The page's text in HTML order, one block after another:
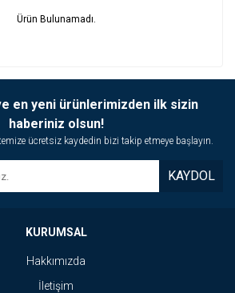
Ürün Bulunamadı.
en yeni ürünlerimizden ilk sizin
haberiniz olsun!
ücretsiz kaydedin bizi takip etmeye başlayın.
KAYDOL
KURUMSAL
Hakkımızda
İletişim